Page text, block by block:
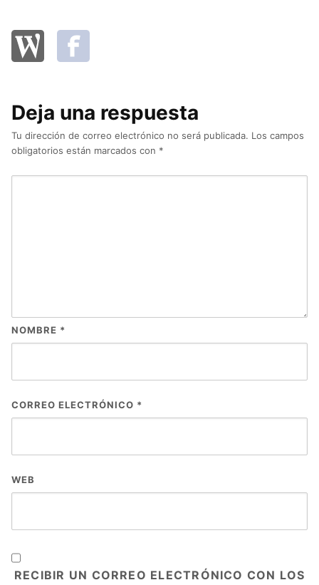
Deja una respuesta
Tu dirección de correo electrónico no será publicada. Los campos
obligatorios están marcados con *
NOMBRE *
CORREO ELECTRÓNICO *
WEB
RECIBIR UN CORREO ELECTRÓNICO CON LOS